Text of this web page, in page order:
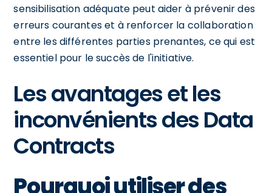
sensibilisation adéquate peut aider à prévenir des
erreurs courantes et à renforcer la collaboration
entre les différentes parties prenantes, ce qui est
essentiel pour le succès de l'initiative.
Les avantages et les
inconvénients des Data
Contracts
Pourquoi utiliser des